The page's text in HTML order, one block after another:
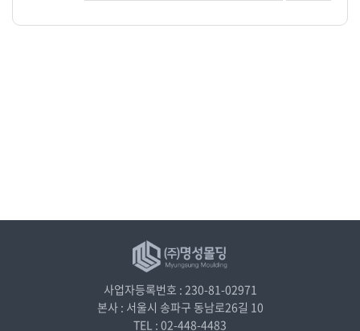
사업자등록번호 : 230-81-02971
본사 : 서울시 송파구 동남로26길 10
TEL : 02-448-4483